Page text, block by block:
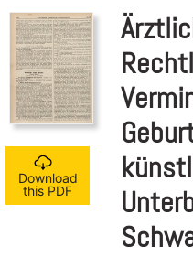
Download
this PDF